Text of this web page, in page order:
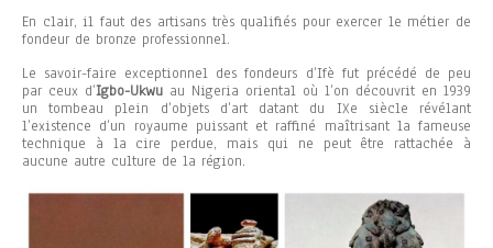
En clair, il faut des artisans très qualifiés pour exercer le métier de
fondeur de bronze professionnel.
Le savoir-faire exceptionnel des fondeurs d’Ifè fut précédé de peu
par ceux d’Igbo-Ukwu au Nigeria oriental où l’on découvrit en 1939
un tombeau plein d’objets d’art datant du IXe siècle révélant
l’existence d’un royaume puissant et raffiné maîtrisant la fameuse
technique à la cire perdue, mais qui ne peut être rattachée à
aucune autre culture de la région.